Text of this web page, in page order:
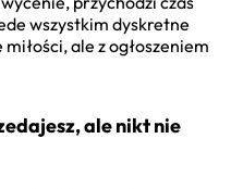
wszystkim dyskretne
ale z ogłoszeniem
ale nikt nie